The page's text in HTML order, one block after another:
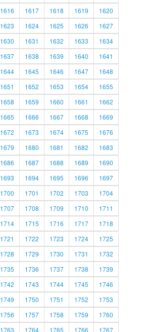
1616 1617 1618 1619
1620
1623 1624 1625 1626
1627
1630 1631 1632 1633
1634
1637 1638 1639 1640
1641
1644 1645 1646 1647
1648
1651 1652 1653 1654
1655
1658 1659 1660 1661
1662
1665 1666 1667 1668
1669
1672 1673 1674 1675
1676
1679 1680 1681 1682
1683
1686 1687 1688 1689
1690
1693 1694 1695 1696
1697
1700 1701 1702 1703
1704
1707 1708 1709 1710
1711
1714 1715 1716 1717
1718
1721 1722 1723 1724
1725
1728 1729 1730 1731
1732
1735 1736 1737 1738
1739
1742 1743 1744 1745
1746
1749 1750 1751 1752
1753
1756 1757 1758 1759
1760
1763 1764 1765 1766
1767